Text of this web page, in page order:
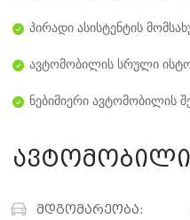
პირადი ასისტენტის
ავტომობილის სრული
ნებიმიერი ავტომობილის
მდგომარეობა: